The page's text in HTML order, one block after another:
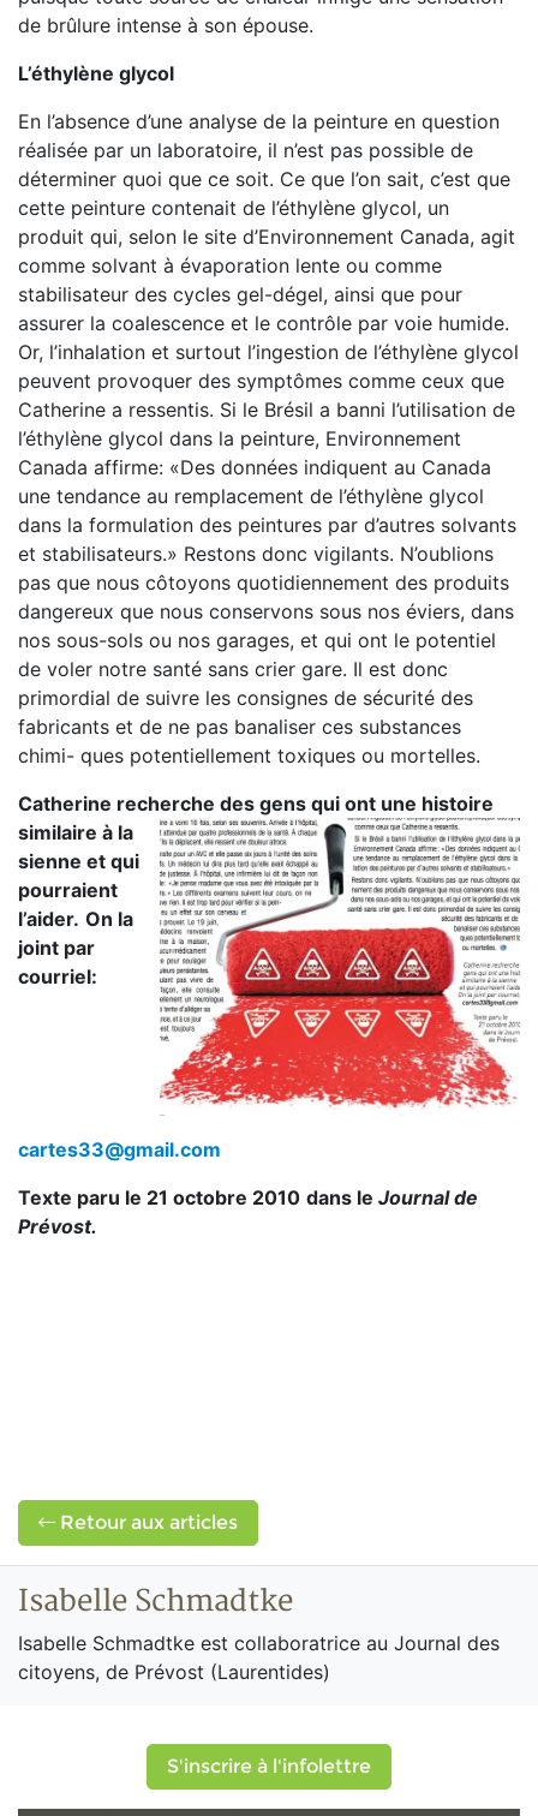
de brûlure intense à son épouse.
L’éthylène glycol
En l’absence d’une analyse de la peinture en question
réalisée par un laboratoire, il n’est pas possible de
déterminer quoi que ce soit. Ce que l’on sait, c’est que
cette peinture contenait de l’éthylène glycol, un
produit qui, selon le site d’Environnement Canada, agit
comme solvant à évaporation lente ou comme
stabilisateur des cycles gel-dégel, ainsi que pour
assurer la coalescence et le contrôle par voie humide.
Or, l’inhalation et surtout l’ingestion de l’éthylène glycol
peuvent provoquer des symptômes comme ceux que
Catherine a ressentis. Si le Brésil a banni l’utilisation de
l’éthylène glycol dans la peinture, Environnement
Canada affirme: «Des données indiquent au Canada
une tendance au remplacement de l’éthylène glycol
dans la formulation des peintures par d’autres solvants
et stabilisateurs.» Restons donc vigilants. N’oublions
pas que nous côtoyons quotidiennement des produits
dangereux que nous conservons sous nos éviers, dans
nos sous-sols ou nos garages, et qui ont le potentiel
de voler notre santé sans crier gare. Il est donc
primordial de suivre les consignes de sécurité des
fabricants et de ne pas banaliser ces substances
chimi- ques potentiellement toxiques ou mortelles.
Catherine recherche des gens qui ont une histoire
similaire à la
sienne et qui
pourraient
l’aider. On la
joint par
courriel:
cartes33@gmail.com
Texte paru le 21 octobre 2010 dans le Journal de
Prévost.
Retour aux articles
Isabelle Schmadtke
Isabelle Schmadtke est collaboratrice au Journal des
citoyens, de Prévost (Laurentides)
S'inscrire à l'infolettre